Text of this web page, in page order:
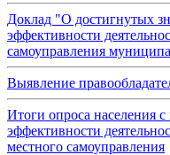
Доклад "О достигнутых
эффективности
самоуправления
Выявление
Итоги опроса населения
эффективности
местного самоуправления